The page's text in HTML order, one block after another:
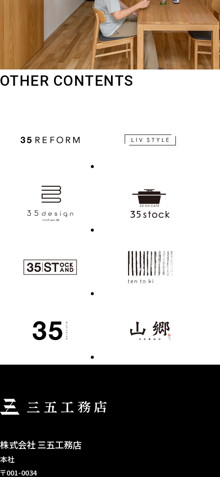
OTHER CONTENTS
株式会社 三五工務店
本社
〒001-0034